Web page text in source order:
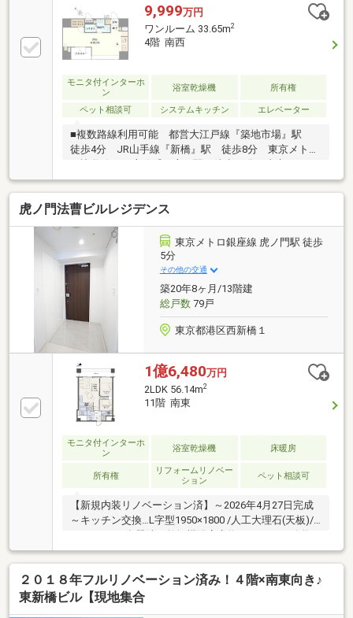
で新耐震基準◆都営大江戸線「築地市場」駅 徒歩4分
◆東京メトロ日比谷線「東銀座」駅 徒歩7分◆JR山手
線「新橋」駅 徒歩9分◆1DK 専有面積33.65㎡◆6階部
分 南西向き◆2023・2025年修繕工事実施済◆2026年6
ナマサ・マツモトキヨシ 徒歩6分～当社の強み～◆頭
金0円から購入可!長期低金利50年ローン◆提携銀行多
数、住宅ローンご相談下さい
9,999万円
ワンルーム 33.65m2
4階 南西
モニタ付インターホ
ン
浴室乾燥機 所有権
ペット相談可 システムキッチン エレベーター
■複数路線利用可能 都営大江戸線『築地市場』駅
徒歩4分 JR山手線『新橋』駅 徒歩8分 東京メトロ
丸の内線『銀座』駅 徒歩13分■事務所利用可能SOHO
住戸■2026年7月賃借人退去に伴う原状回復工事・ルー
ムクリーニング済■シャワールーム・浴室乾燥機■温水
洗浄機能付トイレ■システムキッチン・食洗機■モニタ
ー付きインターフォン・オートロック■24時間ゴミ出
し可■宅配ボックス■ペット飼育可（1住戸犬猫合わせ
て2匹迄）■エアコン2台付き
虎ノ門法曹ビルレジデンス
東京メトロ銀座線 虎ノ門駅 徒歩
5分
その他の交通
築20年8ヶ月/13階建
総戸数79戸
東京都港区西新橋１
1億6,480万円
2LDK 56.14m2
11階 南東
モニタ付インターホ
ン
浴室乾燥機 床暖房
所有権
リフォームリノベー
ション
ペット相談可
【新規内装リノベーション済】～2026年4月27日完成
～キッチン交換…L字型1950×1800 /人工大理石(天板)/
気乾燥暖房機/追焚き洗面化粧台交換トイレ交換…ウォ
シュレット/手洗いカウンター エアコン新規交換
（LDK・洋室2部屋）床暖房新規交換 等◎複数路線使
用可能◎ペット飼育制限有バルコニー面積不明～アフ
２０１８年フルリノベーション済み！４階×南東向き♪
東新橋ビル【現地集合